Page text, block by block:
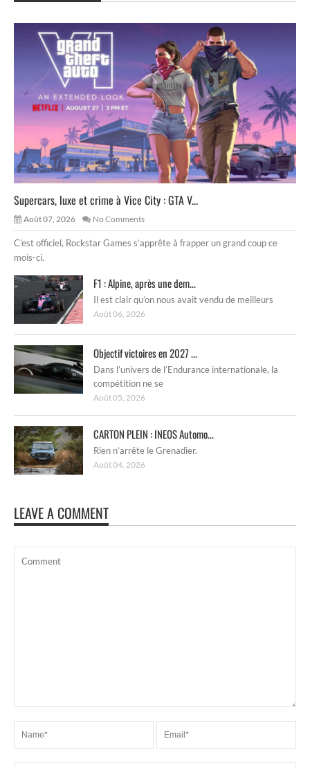
Supercars, luxe et crime à Vice City : GTA V...
Août 07, 2026 No Comments
C’est officiel, Rockstar Games s’apprête à frapper un grand coup ce
mois-ci.
F1 : Alpine, après une dem...
Il est clair qu’on nous avait vendu de meilleurs
Août 06, 2026
Objectif victoires en 2027 ...
Dans l’univers de l’Endurance internationale, la
compétition ne se
Août 05, 2026
CARTON PLEIN : INEOS Automo...
Rien n’arrête le Grenadier.
Août 04, 2026
LEAVE A COMMENT